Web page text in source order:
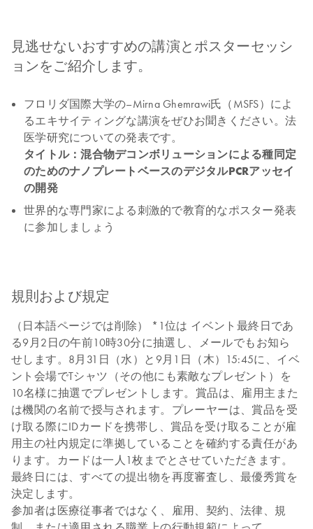
見逃せないおすすめの講演とポスターセッシ
ョンをご紹介します。
フロリダ国際大学の–Mirna Ghemrawi氏（MSFS）によ
るエキサイティングな講演をぜひお聞きください。法
医学研究についての発表です。
タイトル：混合物デコンボリューションによる種同定
のためのナノプレートベースのデジタルPCRアッセイ
の開発
世界的な専門家による刺激的で教育的なポスター発表
に参加しましょう
規則および規定
（日本語ページでは削除） *1位は イベント最終日であ
る9月2日の午前10時30分に抽選し、メールでもお知ら
せします。8月31日（水）と9月1日（木）15:45に、イベ
ント会場でTシャツ（その他にも素敵なプレゼント）を
10名様に抽選でプレゼントします。賞品は、雇用主また
は機関の名前で授与されます。プレーヤーは、賞品を受
け取る際にIDカードを携帯し、賞品を受け取ることが雇
用主の社内規定に準拠していることを確約する責任があ
ります。カードは一人1枚までとさせていただきます。
最終日には、すべての提出物を再度審査し、最優秀賞を
決定します。
参加者は医療従事者ではなく、雇用、契約、法律、規